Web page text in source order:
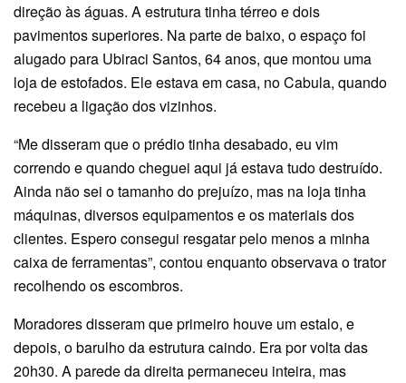
direção às águas. A estrutura tinha térreo e dois
pavimentos superiores. Na parte de baixo, o espaço foi
alugado para Ubiraci Santos, 64 anos, que montou uma
loja de estofados. Ele estava em casa, no Cabula, quando
recebeu a ligação dos vizinhos.
“Me disseram que o prédio tinha desabado, eu vim
correndo e quando cheguei aqui já estava tudo destruído.
Ainda não sei o tamanho do prejuízo, mas na loja tinha
máquinas, diversos equipamentos e os materiais dos
clientes. Espero consegui resgatar pelo menos a minha
caixa de ferramentas”, contou enquanto observava o trator
recolhendo os escombros.
Moradores disseram que primeiro houve um estalo, e
depois, o barulho da estrutura caindo. Era por volta das
20h30. A parede da direita permaneceu inteira, mas